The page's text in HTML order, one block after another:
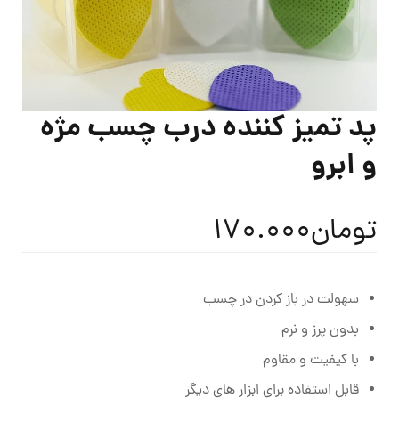
پد تمیز کننده درب چسب مژه
و ابرو
تومان170.000
سهولت در باز کردن در چسب
بدون پرز و نرم
با کیفیت و مقاوم
قابل استفاده برای ابزار های دیگر